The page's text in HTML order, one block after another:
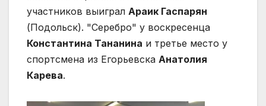
участников выиграл Араик Гаспарян
(Подольск). "Серебро" у воскресенца
Константина Тананина и третье место у
спортсмена из Егорьевска Анатолия
Карева.